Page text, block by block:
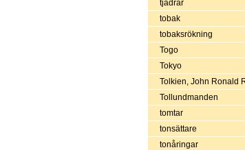
tjädrar
tobak
tobaksrökning
Togo
Tokyo
Tolkien, John Ronald
Tollundmanden
tomtar
tonsättare
tonåringar